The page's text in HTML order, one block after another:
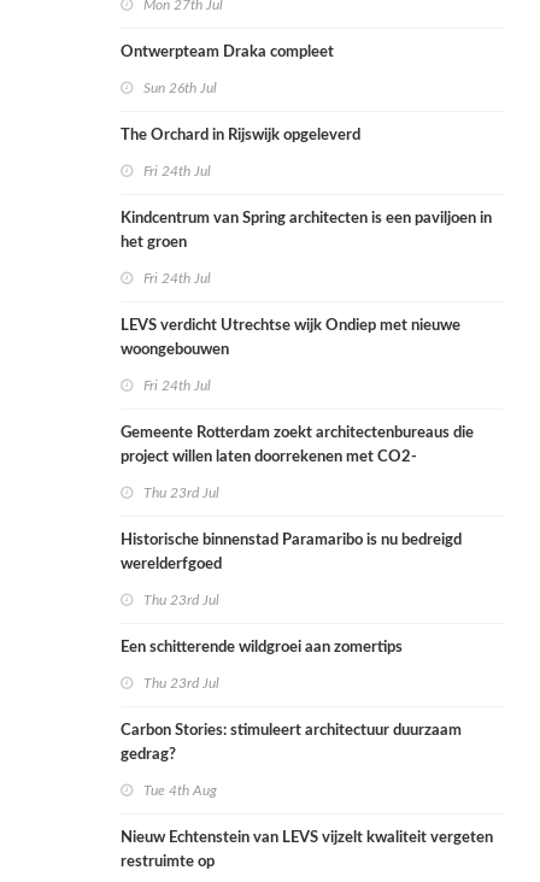
Mon 27th Jul
Ontwerpteam Draka compleet
Sun 26th Jul
The Orchard in Rijswijk opgeleverd
Fri 24th Jul
Kindcentrum van Spring architecten is een paviljoen in
het groen
Fri 24th Jul
LEVS verdicht Utrechtse wijk Ondiep met nieuwe
woongebouwen
Fri 24th Jul
Gemeente Rotterdam zoekt architectenbureaus die
project willen laten doorrekenen met CO2-
Thu 23rd Jul
Historische binnenstad Paramaribo is nu bedreigd
werelderfgoed
Thu 23rd Jul
Een schitterende wildgroei aan zomertips
Thu 23rd Jul
Carbon Stories: stimuleert architectuur duurzaam
gedrag?
Tue 4th Aug
Nieuw Echtenstein van LEVS vijzelt kwaliteit vergeten
restruimte op